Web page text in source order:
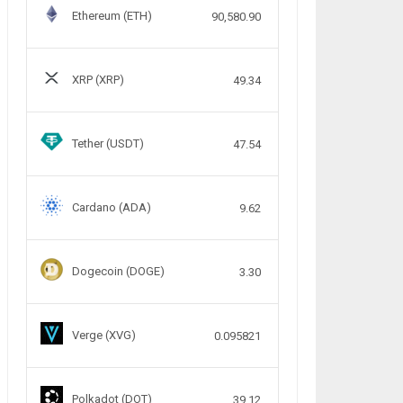
Ethereum (ETH) 90,580.90
XRP (XRP) 49.34
Tether (USDT) 47.54
Cardano (ADA) 9.62
Dogecoin (DOGE) 3.30
Verge (XVG) 0.095821
Polkadot (DOT) 39.12